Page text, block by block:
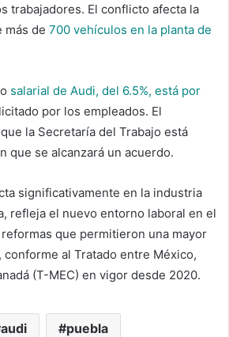
trabajadores. El conflicto afecta la
más de 700 vehículos en la planta de
salarial de Audi, del 6.5%, está por
por los empleados. El
la Secretaría del Trabajo está
que se alcanzará un acuerdo.
significativamente en la industria
refleja el nuevo entorno laboral en el
que permitieron una mayor
al Tratado entre México,
(T-MEC) en vigor desde 2020.
audi puebla